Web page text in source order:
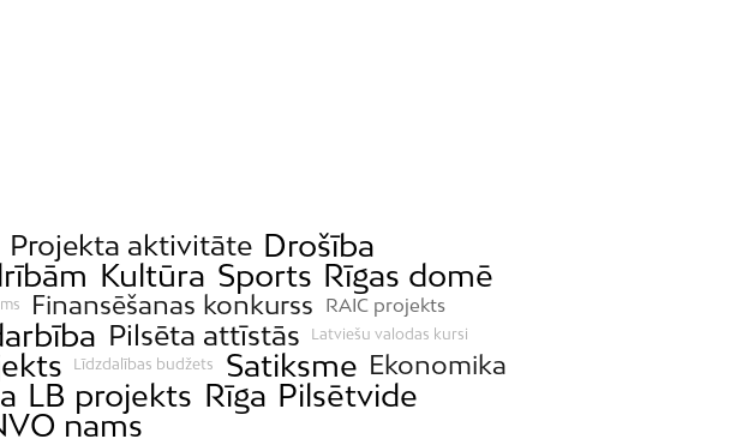
Projekta aktivitāte Drošība
Kultūra Sports Rīgas domē
Finansēšanas konkurss RAIC projekts
Pilsēta attīstās Latviešu valodas kursi
Līdzdalības budžets Satiksme Ekonomika
LB projekts Rīga Pilsētvide
nams